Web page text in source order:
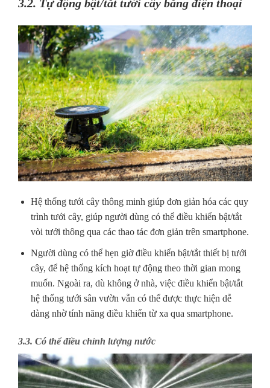
3.2. Tự động bật/tắt tưới cây bằng điện thoại
Hệ thống tưới cây thông minh giúp đơn giản hóa các quy
trình tưới cây, giúp người dùng có thể điều khiển bật/tắt
vòi tưới thông qua các thao tác đơn giản trên smartphone.
Người dùng có thể hẹn giờ điều khiển bật/tắt thiết bị tưới
cây, để hệ thống kích hoạt tự động theo thời gian mong
muốn. Ngoài ra, dù không ở nhà, việc điều khiển bật/tắt
hệ thống tưới sân vườn vẫn có thể được thực hiện dễ
dàng nhờ tính năng điều khiển từ xa qua smartphone.
3.3. Có thể điều chỉnh lượng nước